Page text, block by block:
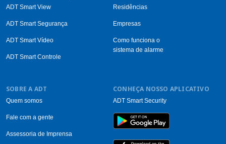
ADT Smart View
ADT Smart Segurança
ADT Smart Vídeo
ADT Smart Controle
Residências
Empresas
Como funciona o
sistema de alarme
SOBRE A ADT
Quem somos
Fale com a gente
Assessoria de Imprensa
CONHEÇA NOSSO APLICATIVO
ADT Smart Security